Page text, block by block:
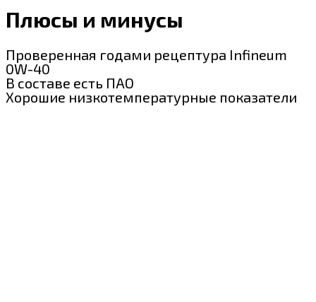
Плюсы и минусы
Проверенная годами рецептура Infineum
0W-40
В составе есть ПАО
Хорошие низкотемпературные показатели